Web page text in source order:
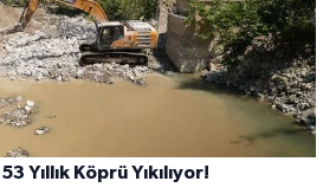
Yıllık Köprü Yıkılıyor!